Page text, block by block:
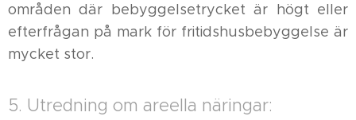
områden där bebyggelsetrycket är högt eller
efterfrågan på mark för fritidshusbebyggelse är
mycket stor.
5. Utredning om areella näringar: